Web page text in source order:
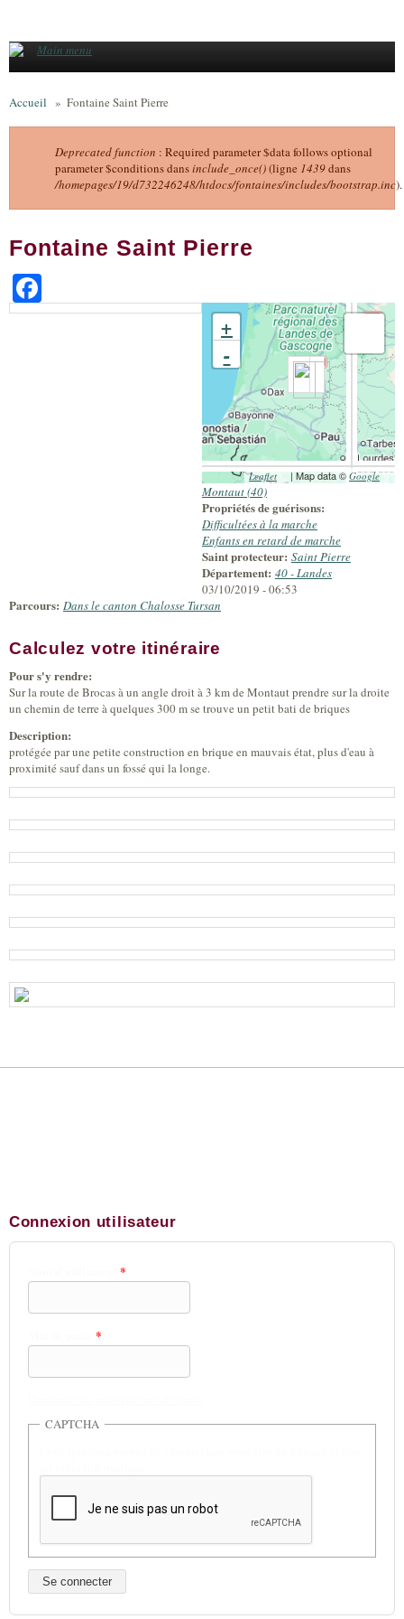
Main menu
Accueil » Fontaine Saint Pierre
Message d'erreur
Deprecated function : Required parameter $data follows optional
parameter $conditions dansinclude_once()(ligne 1439dans
/homepages/19/d732246248/htdocs/fontaines/includes/bootstrap.inc).
Fontaine Saint Pierre
+
-
Leaflet(link is external)
| Map data © Google(link
Montaut (40)
Propriétés de guérisons:
Difficultées à la marche
Enfants en retard de marche
Saint protecteur: Saint Pierre
Département: 40 - Landes
03/10/2019 - 06:53
Parcours: Dans le canton Chalosse Tursan
Calculez votre itinéraire
Pour s'y rendre:
Sur la route de Brocas à un angle droit à 3 km de Montaut prendre sur la droite
un chemin de terre à quelques 300 m se trouve un petit bati de briques
Description:
protégée par une petite construction en brique en mauvais état, plus d'eau à
proximité sauf dans un fossé qui la longe.
Connexion utilisateur
*
*
CAPTCHA